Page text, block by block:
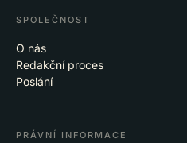
SPOLEČNOST
O nás
Redakční proces
Poslání
PRÁVNÍ INFORMACE